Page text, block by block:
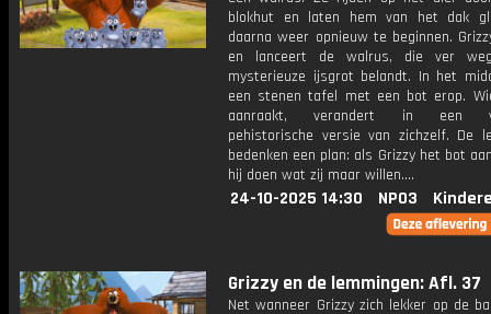
blokhut en laten hem van het dak
daarna weer opnieuw te beginnen.
en lanceert de walrus, die ver
mysterieuze ijsgrot belandt. In het
een stenen tafel met een bot erop.
aanraakt, verandert in een
pehistorische versie van zichzelf. De
bedenken een plan: als Grizzy het bot
hij doen wat zij maar willen....
24-10-2025 14:30 NPO3
Grizzy en de lemmingen: Afl. 37
Net wanneer Grizzy zich lekker op de